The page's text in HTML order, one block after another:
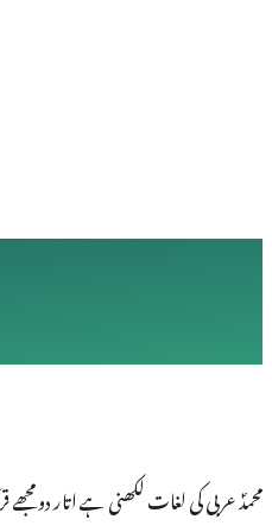
محمدؐ عربی کی لغات لکھنی ہے اتار دو